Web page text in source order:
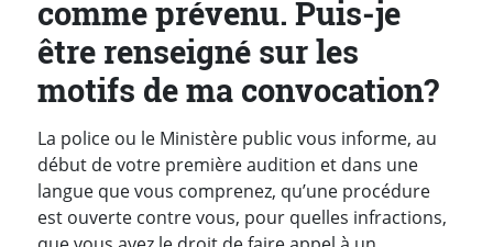
comme prévenu. Puis-je
être renseigné sur les
motifs de ma convocation?
La police ou le Ministère public vous informe, au
début de votre première audition et dans une
langue que vous comprenez, qu’une procédure
est ouverte contre vous, pour quelles infractions,